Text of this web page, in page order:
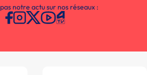
notre actu sur nos réseaux :